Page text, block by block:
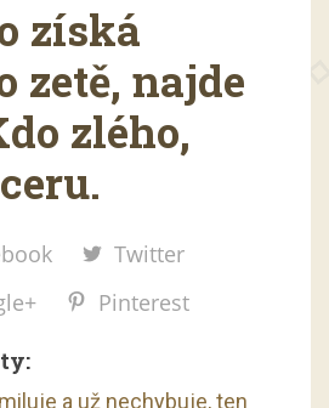
získá
zetě, najde
zlého,
Twitter
Pinterest
a už nechybuje, ten